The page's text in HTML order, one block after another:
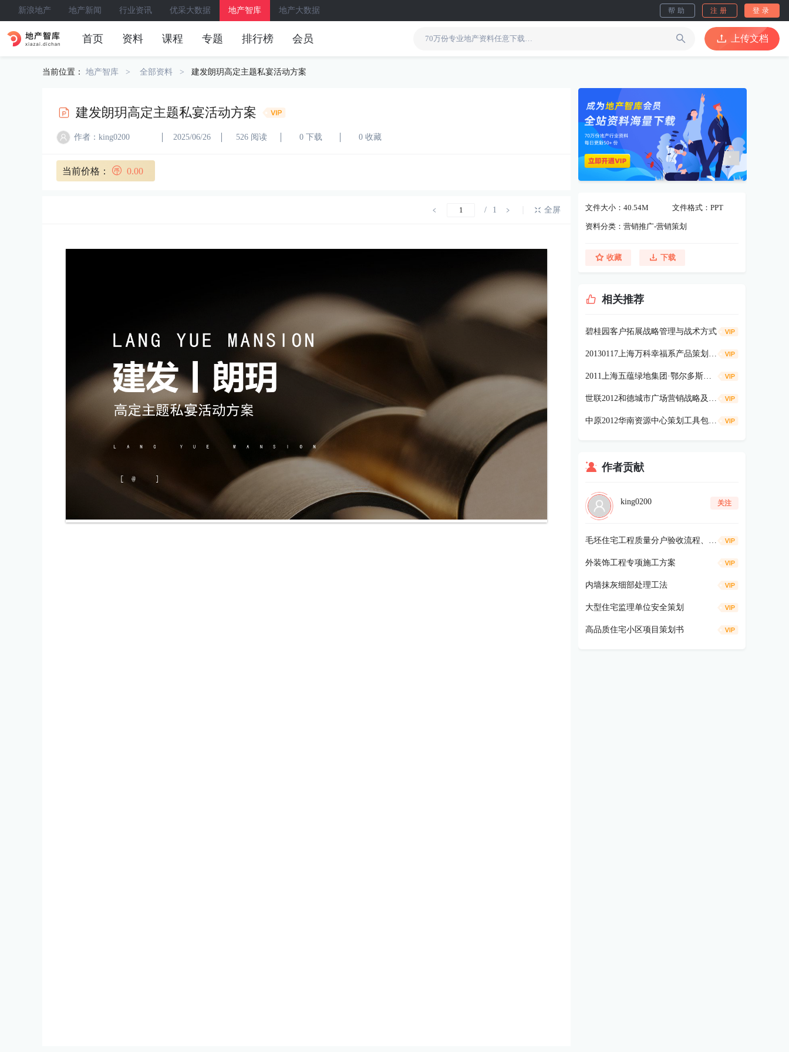
新浪地产 地产新闻 行业资讯 优采大数据 地产智库 地产大数据 帮助 注册 登录
首页 资料 课程 专题 排行榜 会员 上传文档
当前位置： 地产智库 全部资料 建发朗玥高定主题私宴活动方案
建发朗玥高定主题私宴活动方案
作者：king0200 2025/06/26 526 阅读 0 下载 0 收藏
当前价格： 0.00
/ 1 全屏 文件大小：40.54M 文件格式：PPT
资料分类：营销推广-营销策划
收藏 下载
相关推荐
碧桂园客户拓展战略管理与战术方式
20130117上海万科幸福系产品策划内容详细解读64p
2011上海五蕴绿地集团·鄂尔多斯巡展活动方案69p
世联2012和德城市广场营销战略及策略报告108P
中原2012华南资源中心策划工具包78P
作者贡献
king0200 关注
毛坯住宅工程质量分户验收流程、仪器工具及方法要求
外装饰工程专项施工方案
内墙抹灰细部处理工法
大型住宅监理单位安全策划
高品质住宅小区项目策划书